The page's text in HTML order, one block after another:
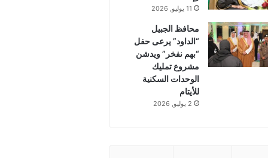
11 يوليو, 2026
محافظ الجبيل
“الداود” يرعى حفل
“بهم نفخر” ويدشن
مشروع تمليك
الوحدات السكنية
للأيتام
2 يوليو, 2026